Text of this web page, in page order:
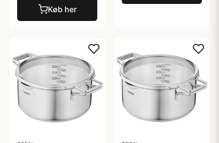
Køb her